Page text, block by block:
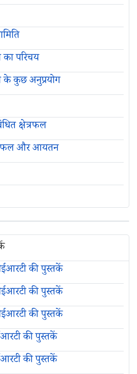
का परिचय
के कुछ अनुप्रयोग
क्षेत्रफल
और आयतन
की पुस्तकें
की पुस्तकें
की पुस्तकें
की पुस्तकें
की पुस्तकें